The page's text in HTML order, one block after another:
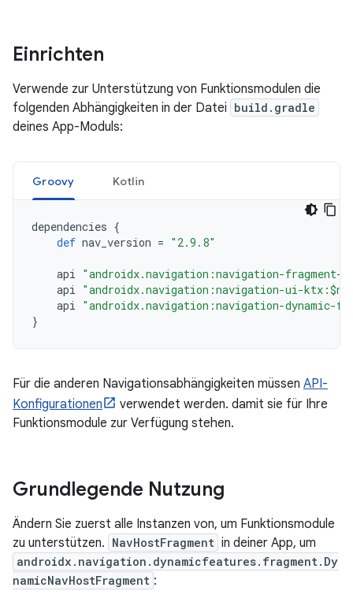
Einrichten
Verwende zur Unterstützung von Funktionsmodulen die
folgenden Abhängigkeiten in der Datei build.gradle
deines App-Moduls:
Groovy Kotlin
dependencies {
def nav_version = "2.9.8"
api "androidx.navigation:navigation-fragment-
api "androidx.navigation:navigation-ui-
api "androidx.navigation:navigation-dynamic-
}
Für die anderen Navigationsabhängigkeiten müssen API-
Konfigurationen
verwendet werden. damit sie für Ihre
Funktionsmodule zur Verfügung stehen.
Grundlegende Nutzung
Ändern Sie zuerst alle Instanzen von, um Funktionsmodule
zu unterstützen. NavHostFragment in deiner App, um
androidx.navigation.dynamicfeatures.fragment.Dy
namicNavHostFragment :